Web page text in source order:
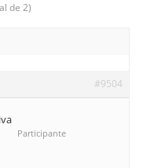
de 2)
#9504
Participante